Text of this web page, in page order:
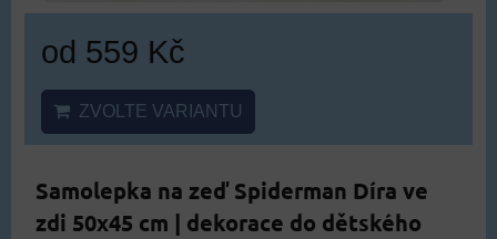
od 559 Kč
ZVOLTE VARIANTU
Samolepka na zeď Spiderman Díra ve
zdi 50x45 cm | dekorace do dětského